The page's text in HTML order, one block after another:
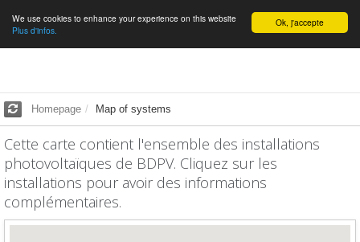
English Ok, j'accepte
We use cookies to enhance your experience on this website
Plus d'infos.
Homepage Map of systems
Cette carte contient l'ensemble des installations
photovoltaïques de BDPV. Cliquez sur les
installations pour avoir des informations
complémentaires.